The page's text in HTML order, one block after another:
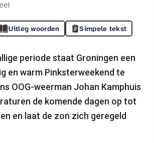
Uitleg woorden Simpele tekst
periode staat Groningen een
en warm Pinksterweekend te
OOG-weerman Johan Kamphuis
de komende dagen op tot
en laat de zon zich geregeld